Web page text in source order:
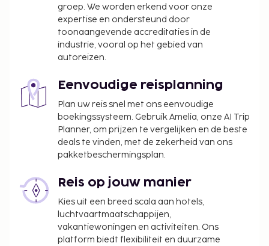
groep. We worden erkend voor onze
expertise en ondersteund door
toonaangevende accreditaties in de
industrie, vooral op het gebied van
autoreizen.
Eenvoudige reisplanning
Plan uw reis snel met ons eenvoudige
boekingssysteem. Gebruik Amelia, onze AI Trip
Planner, om prijzen te vergelijken en de beste
deals te vinden, met de zekerheid van ons
pakketbeschermingsplan.
Reis op jouw manier
Kies uit een breed scala aan hotels,
luchtvaartmaatschappijen,
vakantiewoningen en activiteiten. Ons
platform biedt flexibiliteit en duurzame